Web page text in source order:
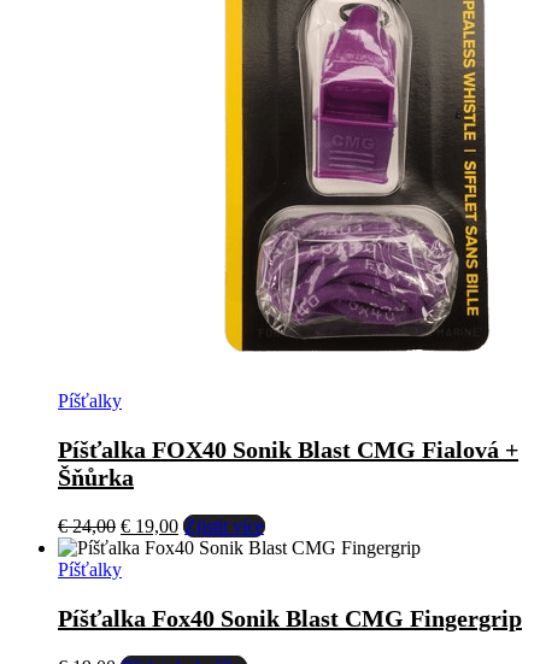
Píšťalky
Píšťalka FOX40 Sonik Blast CMG Fialová +
Šňůrka
€24,00 Původní
cena
byla:
€ 19,00Aktuální
cena
Zjistit více
Píšťalky
Píšťalka Fox40 Sonik Blast CMG Fingergrip